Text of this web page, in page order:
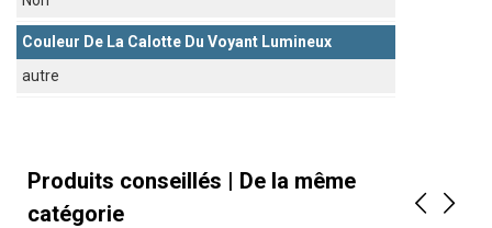
Couleur De La Calotte Du Voyant Lumineux
autre
Produits conseillés | De la même
catégorie